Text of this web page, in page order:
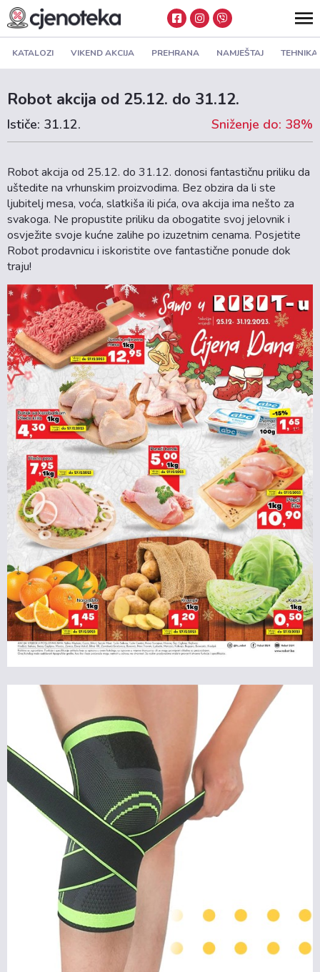
KATALOZI VIKEND AKCIJA PREHRANA NAMJEŠTAJ TEHNIKA
Robot akcija od 25.12. do 31.12.
Ističe: 31.12. Sniženje do: 38%
Robot akcija od 25.12. do 31.12. donosi fantastičnu priliku da
uštedite na vrhunskim proizvodima. Bez obzira da li ste
ljubitelj mesa, voća, slatkiša ili pića, ova akcija ima nešto za
svakoga. Ne propustite priliku da obogatite svoj jelovnik i
osvježite svoje kućne zalihe po izuzetnim cenama. Posjetite
Robot prodavnicu i iskoristite ove fantastične ponude dok
traju!